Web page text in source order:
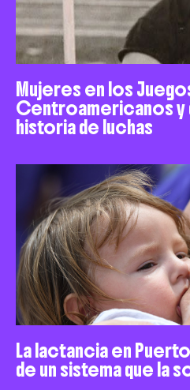
Mujeres en los
Centroamericanos y
historia de luchas
La lactancia en
de un sistema que la